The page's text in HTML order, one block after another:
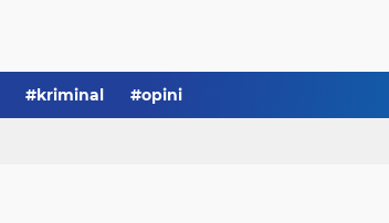
#kriminal #opini